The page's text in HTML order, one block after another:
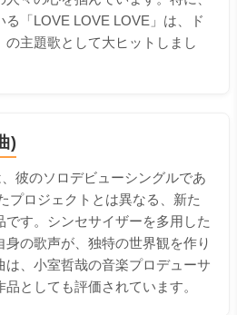
る「LOVE LOVE LOVE」は、ド
の主題歌として大ヒットしまし
)
彼のソロデビューシングルであ
プロジェクトとは異なる、新た
です。シンセサイザーを多用した
の歌声が、独特の世界観を作り
は、小室哲哉の音楽プロデューサ
としても評価されています。